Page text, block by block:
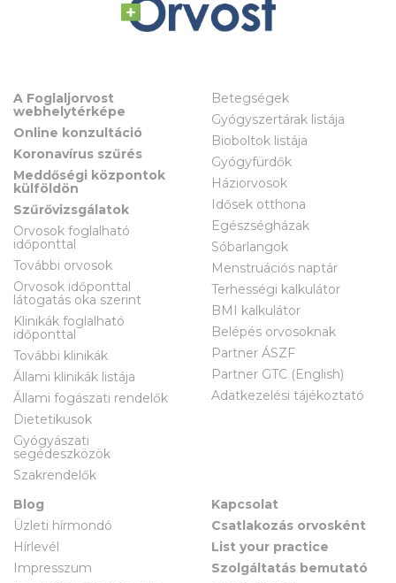
A Foglaljorvost
webhelytérképe
Online konzultáció
Koronavírus szűrés
Meddőségi központok
külföldön
Szűrővizsgálatok
Orvosok foglalható
időponttal
További orvosok
Orvosok időponttal
látogatás oka szerint
Klinikák foglalható
időponttal
További klinikák
Állami klinikák listája
Állami fogászati rendelők
Dietetikusok
Gyógyászati
segédeszközök
Szakrendelők
Betegségek
Gyógyszertárak listája
Bioboltok listája
Gyógyfürdők
Háziorvosok
Idősek otthona
Egészségházak
Sóbarlangok
Menstruációs naptár
Terhességi kalkulátor
BMI kalkulátor
Belépés orvosoknak
Partner ÁSZF
Partner GTC (English)
Adatkezelési tájékoztató
Blog
Üzleti hírmondó
Hírlevél
Impresszum
Kapcsolat
Csatlakozás orvosként
List your practice
Szolgáltatás bemutató